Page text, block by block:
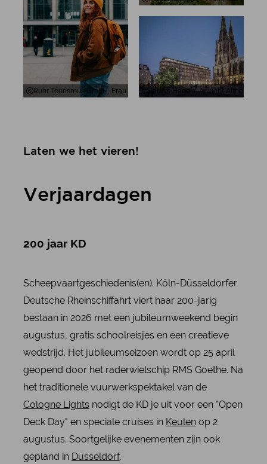
Ruhr Tourismus GmbH, Frau am Bahnhof in Dortmund
Jannis Hagels, Ansicht Althoff
Laten we het vieren!
Verjaardagen
200 jaar KD
Scheepvaartgeschiedenis(en). Köln-Düsseldorfer
Deutsche Rheinschiffahrt viert haar 200-jarig
bestaan in 2026 met een jubileumweekend begin
augustus, gratis schoolreisjes en een creatieve
wedstrijd. Het jubileumseizoen wordt op 25 april
geopend door het raderwielschip RMS Goethe. Na
het traditionele vuurwerkspektakel van de
Cologne Lightsnodigt de KD je uit voor een "Open
Deck Day" en speciale cruises in Keulenop 2
augustus. Soortgelijke evenementen zijn ook
gepland in Düsseldorf.